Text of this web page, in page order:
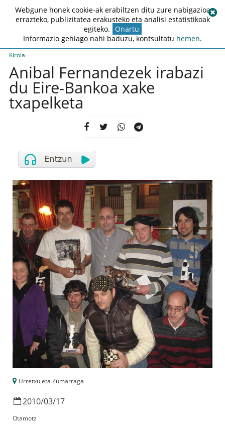
Kirola
Anibal Fernandezek irabazi
du Eire-Bankoa xake
txapelketa
Urretxu eta Zumarraga
2010/03/17
Otamotz
Webgune honek cookie-ak erabiltzen ditu zure nabigazioa
errazteko, publizitatea erakusteko eta analisi estatistikoak
egiteko. Onartu
Informazio gehiago nahi baduzu, kontsultatu hemen.